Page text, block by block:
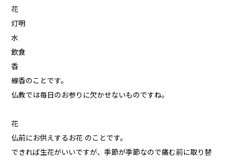
花
灯明
水
飲食
香
線香のことです。
仏教では毎日のお参りに欠かせないものですね。
花
仏前にお供えするお花 のことです。
できれば生花がいいですが、季節が季節なので痛む前に取り替